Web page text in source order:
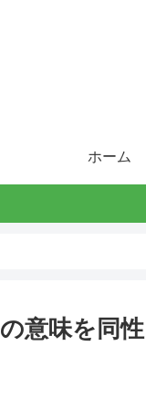
ホーム
意味を同